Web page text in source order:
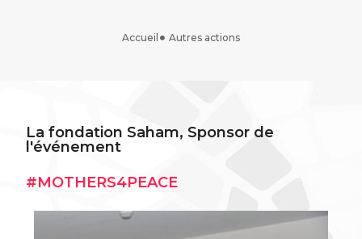
Accueil Autres actions
La fondation Saham, Sponsor de
l'événement
#MOTHERS4PEACE